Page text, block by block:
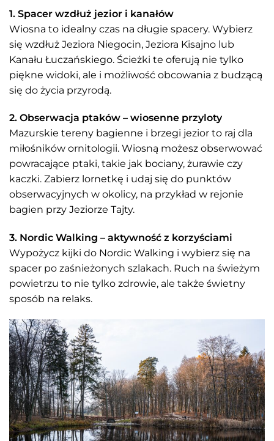
1. Spacer wzdłuż jezior i kanałów
Wiosna to idealny czas na długie spacery. Wybierz
się wzdłuż Jeziora Niegocin, Jeziora Kisajno lub
Kanału Łuczańskiego. Ścieżki te oferują nie tylko
piękne widoki, ale i możliwość obcowania z budzącą
się do życia przyrodą.
2. Obserwacja ptaków – wiosenne przyloty
Mazurskie tereny bagienne i brzegi jezior to raj dla
miłośników ornitologii. Wiosną możesz obserwować
powracające ptaki, takie jak bociany, żurawie czy
kaczki. Zabierz lornetkę i udaj się do punktów
obserwacyjnych w okolicy, na przykład w rejonie
bagien przy Jeziorze Tajty.
3. Nordic Walking – aktywność z korzyściami
Wypożycz kijki do Nordic Walking i wybierz się na
spacer po zaśnieżonych szlakach. Ruch na świeżym
powietrzu to nie tylko zdrowie, ale także świetny
sposób na relaks.